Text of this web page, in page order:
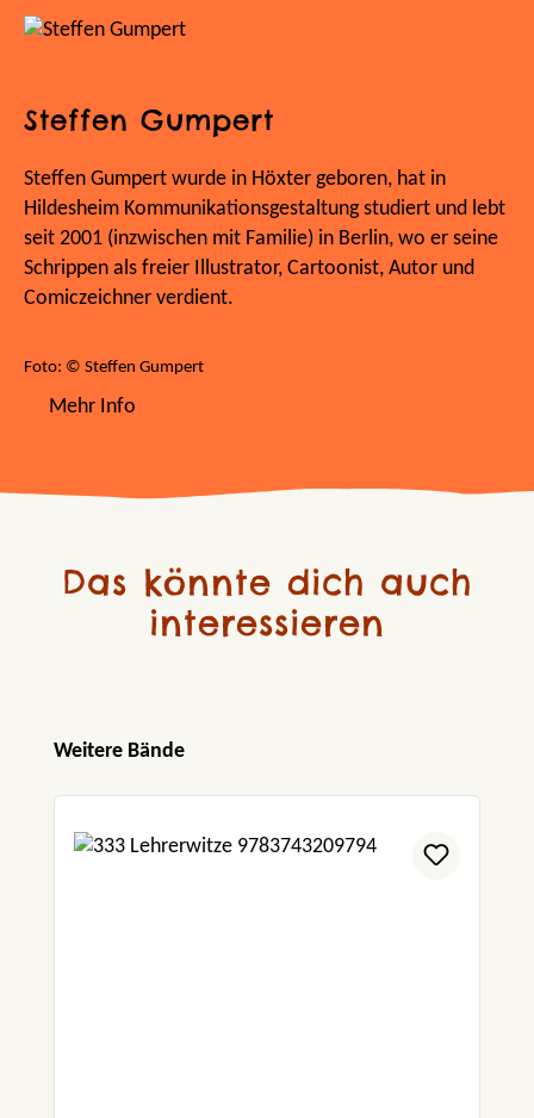
Steffen Gumpert
Steffen Gumpert wurde in Höxter geboren, hat in
Hildesheim Kommunikationsgestaltung studiert und lebt
seit 2001 (inzwischen mit Familie) in Berlin, wo er seine
Schrippen als freier Illustrator, Cartoonist, Autor und
Comiczeichner verdient.
Foto: © Steffen Gumpert
Mehr Info
Das könnte dich auch
interessieren
Produktgalerie überspringen
Weitere Bände